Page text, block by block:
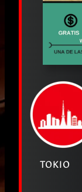
TOKIO